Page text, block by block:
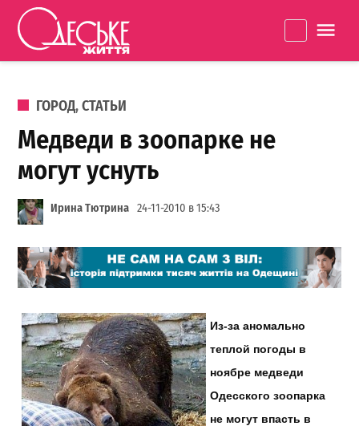
Перейти к содержанию
життя
ОПУБЛИКОВАНО В
ГОРОД,СТАТЬИ
Медведи в зоопарке не
могут уснуть
Ирина Тютрина 24-11-2010 в 15:43
Из-за аномально
теплой погоды в
ноябре медведи
Одесского зоопарка
не могут впасть в